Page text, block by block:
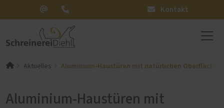
Kontakt
Aktuelles Aluminium-Haustüren mit natürlichen Oberflächen
Aluminium-Haustüren mit